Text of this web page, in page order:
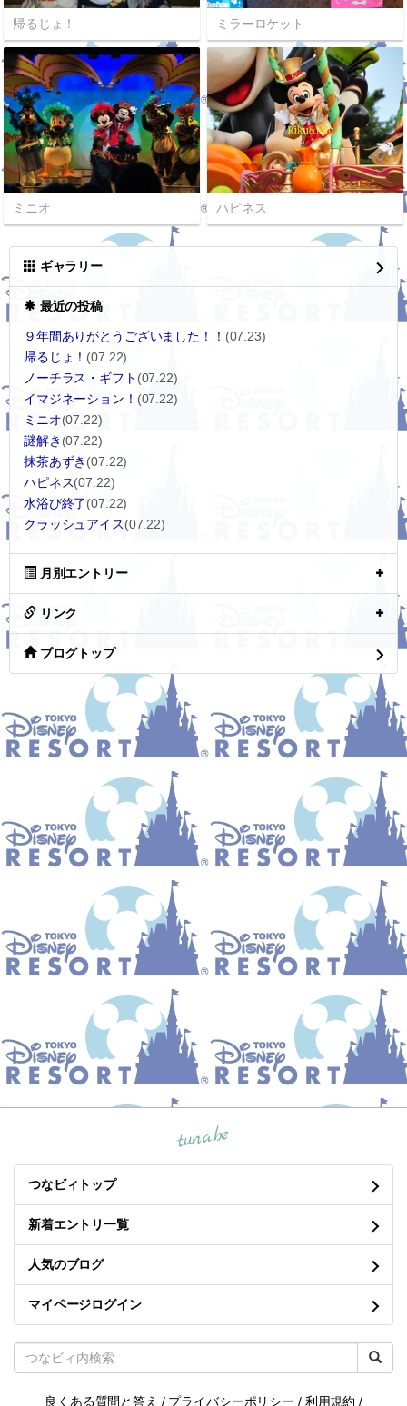
帰るじょ！ ミラーロケット
ミニオ ハピネス
ギャラリー
最近の投稿
９年間ありがとうございました！！ (07.23)
帰るじょ！ (07.22)
ノーチラス・ギフト (07.22)
イマジネーション！ (07.22)
ミニオ(07.22)
謎解き (07.22)
抹茶あずき (07.22)
ハピネス(07.22)
水浴び終了(07.22)
クラッシュアイス(07.22)
月別エントリー
リンク
ブログトップ
tuna.be
つなビィトップ
新着エントリ一覧
人気のブログ
マイページログイン
良くある質問と答え / プライバシーポリシー / 利用規約 /